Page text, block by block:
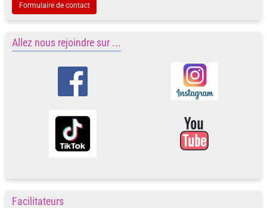
Formulaire de contact
Allez nous rejoindre sur ...
Facilitateurs